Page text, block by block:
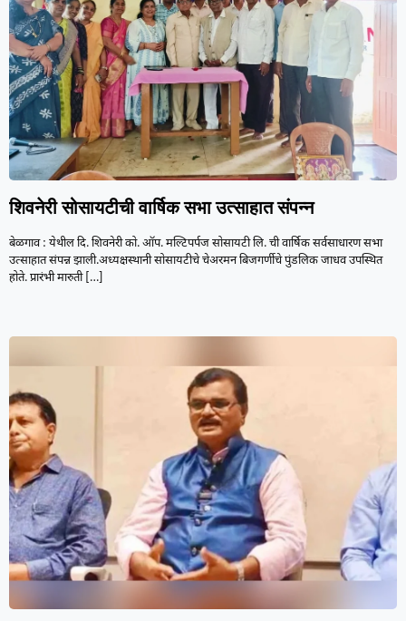
शिवनेरी सोसायटीची वार्षिक सभा उत्साहात संपन्न
बेळगाव : येथील दि. शिवनेरी को. ऑप. मल्टिपर्पज‌ सोसायटी लि. ची वार्षिक सर्वसाधारण सभा
उत्साहात संपन्न झाली.अध्यक्षस्थानी सोसायटीचे चेअरमन बिजगर्णीचे पुंडलिक जाधव उपस्थित
होते. प्रारंभी मारुती[…]